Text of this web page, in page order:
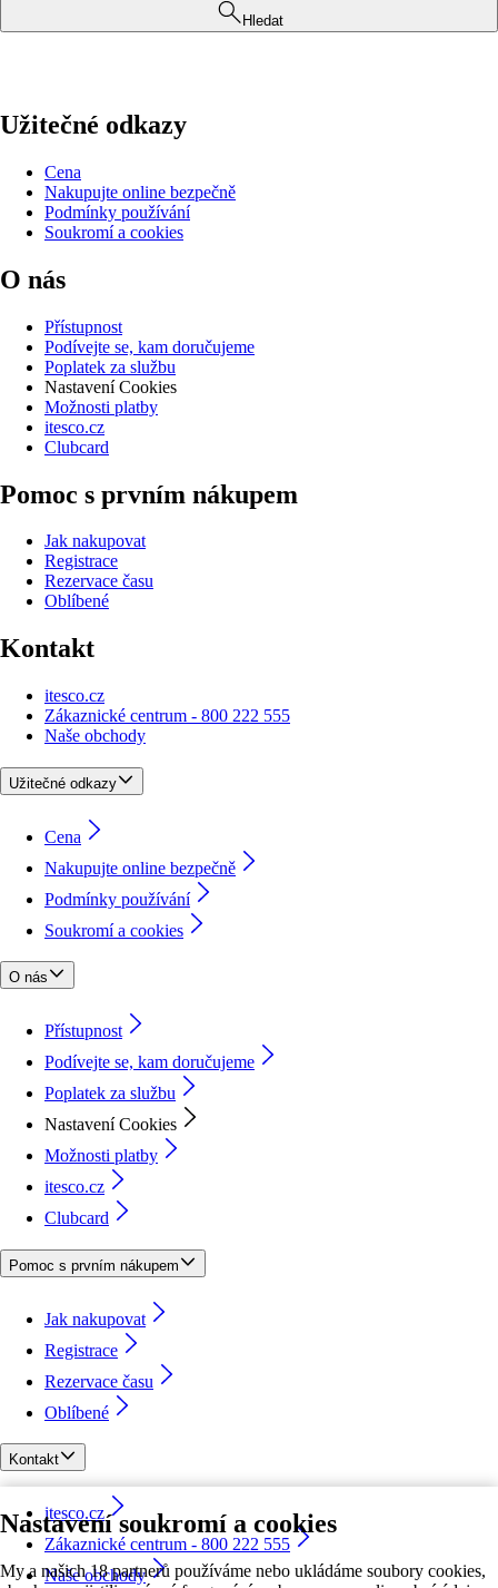
Nastavení soukromí a cookies
My a našich 18 partnerů používáme nebo ukládáme soubory cookies,
Hledat
Užitečné odkazy
Cena
Nakupujte online bezpečně
Podmínky používání
Soukromí a cookies
O nás
Přístupnost
Podívejte se, kam doručujeme
Poplatek za službu
Nastavení Cookies
Možnosti platby
itesco.cz
Clubcard
Pomoc s prvním nákupem
Jak nakupovat
Registrace
Rezervace času
Oblíbené
Kontakt
itesco.cz
Zákaznické centrum - 800 222 555
Naše obchody
Užitečné odkazy
Cena
Nakupujte online bezpečně
Podmínky používání
Soukromí a cookies
O nás
Přístupnost
Podívejte se, kam doručujeme
Poplatek za službu
Nastavení Cookies
Možnosti platby
itesco.cz
Clubcard
Pomoc s prvním nákupem
Jak nakupovat
Registrace
Rezervace času
Oblíbené
Kontakt
itesco.cz
Zákaznické centrum - 800 222 555
Naše obchody